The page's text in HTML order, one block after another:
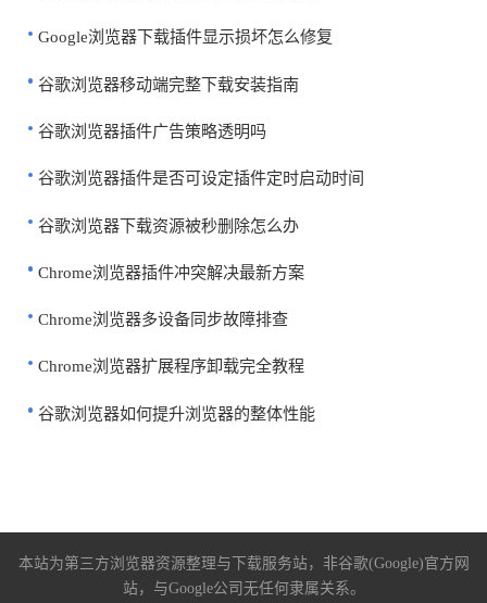
Google浏览器下载插件显示损坏怎么修复
谷歌浏览器移动端完整下载安装指南
谷歌浏览器插件广告策略透明吗
谷歌浏览器插件是否可设定插件定时启动时间
谷歌浏览器下载资源被秒删除怎么办
Chrome浏览器插件冲突解决最新方案
Chrome浏览器多设备同步故障排查
Chrome浏览器扩展程序卸载完全教程
谷歌浏览器如何提升浏览器的整体性能
本站为第三方浏览器资源整理与下载服务站，非谷歌(Google)官方网
站，与Google公司无任何隶属关系。